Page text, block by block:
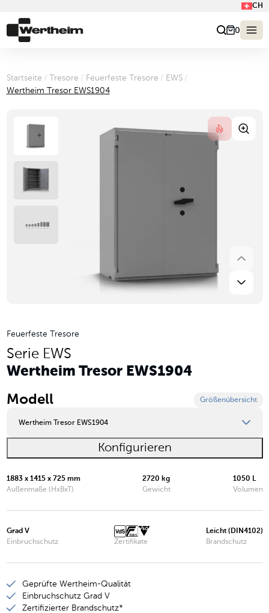
CH
0
Startseite / Tresore / Feuerfeste Tresore / EWS /
Wertheim Tresor EWS1904
Feuerfeste Tresore
Serie EWS
Wertheim Tresor EWS1904
Modell
Größenübersicht
Wertheim Tresor EWS1904
Wertheim Tresor EWS0850
Wertheim Tresor EWS1903
Konfigurieren
1883 x 1415 x 725 mm
Außenmaße (HxBxT)
2720 kg
Gewicht
1050 L
Volumen
Grad V
Einbruchschutz
Zertifikate
Leicht (DIN4102)
Brandschutz
Geprüfte Wertheim-Qualität
Einbruchschutz Grad V
Zertifizierter Brandschutz*